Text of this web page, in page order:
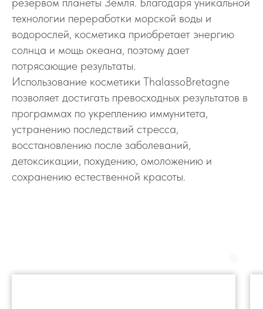
технологии переработки морской воды и
водорослей, косметика приобретает энергию
солнца и мощь океана, поэтому дает
потрясающие результаты.
Использование косметики ThalassoВretagne
позволяет достигать превосходных результатов в
программах по укреплению иммунитета,
устранению последствий стресса,
восстановлению после заболеваний,
детоксикации, похудению, омоложению и
сохранению естественной красоты.